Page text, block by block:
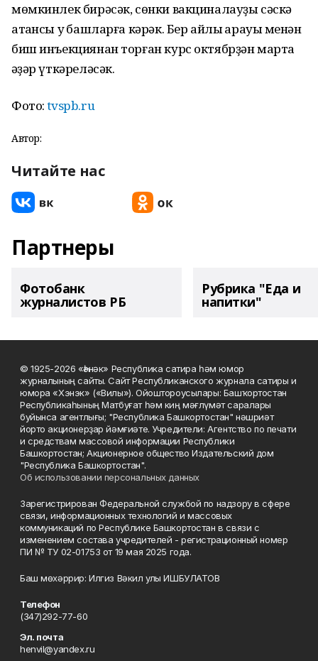
мөмкинлек бирәсәк, сөнки вакциналауҙы сәскә
атҡансы уҡ башларға кәрәк. Бер айлыҡ арауыҡ менән
биш инъекциянан торған курс октябрҙән мартҡа
ҡәҙәр үткәреләсәк.
Фото:tvspb.ru
Автор:
Читайте нас
Партнеры
Фотобанк
журналистов РБ
Рубрика "Еда и
напитки"
© 1925-2026 «Һәнәк» Республика сатира һәм юмор
журналының сайты. Сайт Республиканского журнала сатиры и
юмора «Хэнэк» («Вилы»). Ойоштороусылары: Башҡортостан
Республикаһының Матбуғат һәм киң мәғлүмәт саралары
буйынса агентлығы; "Республика Башкортостан" нәшриәт
йорто акционерҙар йәмғиәте. Учредители: Агентство по печати
и средствам массовой информации Республики
Башкортостан; Акционерное общество Издательский дом
"Республика Башкортостан".
Об использовании персональных данных
Зарегистрирован Федеральной службой по надзору в сфере
связи, информационных технологий и массовых
коммуникаций по Республике Башкортостан в связи с
изменением состава учредителей - регистрационный номер
ПИ № ТУ 02-01753 от 19 мая 2025 года.
Баш мөхәррир: Илгиз Вәкил улы ИШБУЛАТОВ
Телефон
(347)292-77-60
Эл. почта
henvil@yandex.ru